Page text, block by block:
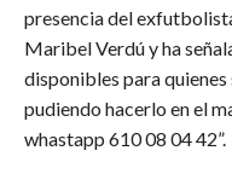
presencia del
Maribel Verdú y ha
disponibles para quienes
pudiendo hacerlo en el
whastapp 610 08 04 42”.